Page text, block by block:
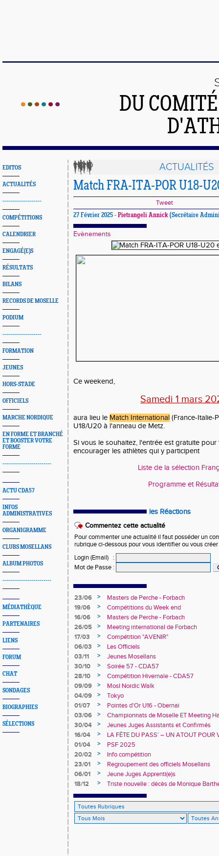
DU
EDITOS
ACTUALITÉS
--------------------
COMPÉTITIONS
CALENDRIER
ENGAGÉ(E)S
RÉSULTATS
BILANS
RECORDS DE MOSELLE
PODIUM
--------------------
FORMATION
JEUNES
HORS-STADE
OFFICIELS
MARCHE NORDIQUE
EN FORME ET BRANCHÉ
ET BOOSTER VOTRE
FORME
-------------------------
ACTU CDA57
INFOS
ADMINISTRATIVES
ORGANIGRAMME
CLUBS MOSELLANS
ALBUM PHOTOS
-------------------------
MÉDIATHÈQUE
PARTENAIRES
LIENS
FORUM
CHAT
SONDAGES
BIOGRAPHIES
SÉLECTIONS
ACTUALITÉS
Match FRA-ITA-POR U18-
Tweet
27 Février 2025 - Pietrangeli Annick (Secrétaire
Evènements
Ce weekend,
Samedi 1 mars
aura lieu le Match International (France-Italie-
U18/U20 à l'anneau de Metz.
Si vous le souhaitez, l'entrée est gratuite pour
encourager les athlètes qui y participent
Liste de la sélection
Programme et
les Réactions
Commentez cette actualité
Pour commenter une actualité il faut posséder un
rubrique ci-dessous pour vous identifier ou vous
Login (Email)
:
Mot de Passe :
23/06 >
Masters de Perche - Forbach
19/06
>
Compétitions du Week end
16/06
>
Masters de Perche - Forbach
26/05
>
Meeting international de Forbach
17/03
>
Compétition "AVENIR"
06/03
>
Les Officiels
03/11
>
Jeunes Mosellans
30/10
>
Soirée 57 - CDA57
28/10
>
Compétition Hivernale - CDA57
09/09
>
Mosl Nordic Walk
04/09
>
Tokyo
01/07
>
Pointes d'Or U16 - Obernai
03/06
>
Championnats de Moselle ET Meeting
30/04
>
Jeunes Juges Assistants et Confirmés
16/04
>
LA FÊTE DU PASS’ – UN ATOUT POUR
01/04
>
PSF 2025
20/02
>
Info compétition
23/01
>
Regroupement des officiels Mosellans
06/01
>
Jeune Juges Apprenti(e)s
18/12
> Triste nouvelle : décès de Monique